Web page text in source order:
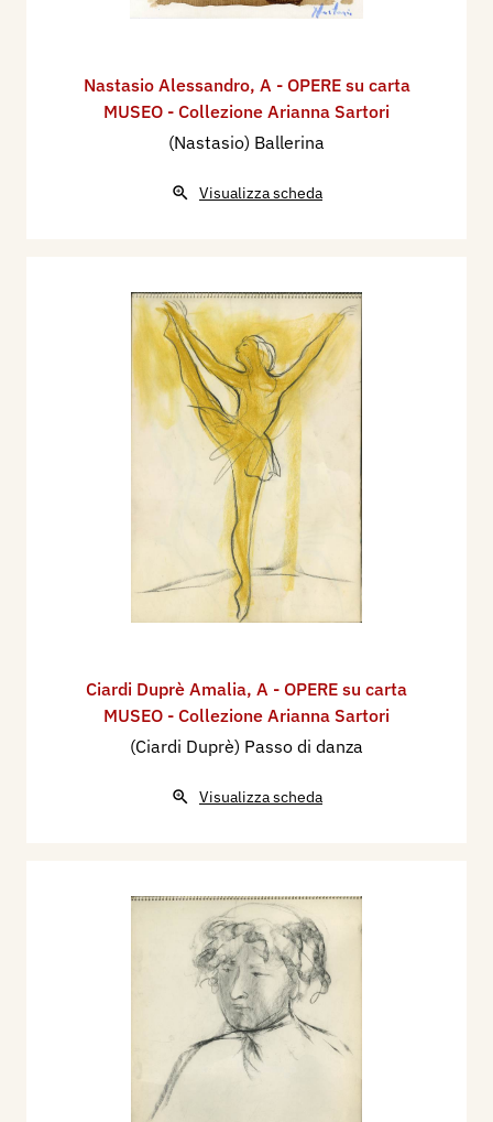
Nastasio Alessandro, A - OPERE su carta
MUSEO - Collezione Arianna Sartori
(Nastasio) Ballerina
Visualizza scheda
Ciardi Duprè Amalia, A - OPERE su carta
MUSEO - Collezione Arianna Sartori
(Ciardi Duprè) Passo di danza
Visualizza scheda